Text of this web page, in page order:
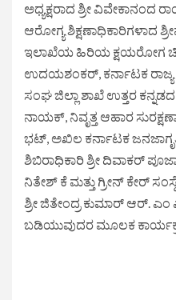
ಅಧ್ಯಕ್ಷರಾದ ಶ್ರೀ ವಿವೇಕಾನಂದ
ಆರೋಗ್ಯ ಶಿಕ್ಷಣಾಧಿಕಾರಿಗಳಾದ
ಇಲಾಖೆಯ ಹಿರಿಯ ಕ್ಷಯರೋಗ
ಉದಯಶಂಕರ್, ಕರ್ನಾಟಕ ರಾಜ್ಯ
ಸಂಘ ಜಿಲ್ಲಾ ಶಾಖೆ ಉತ್ತರ
ನಾಯಕ್, ನಿವೃತ್ತ ಆಹಾರ
ಭಟ್, ಅಖಿಲ ಕರ್ನಾಟಕ
ಶಿಬಿರಾಧಿಕಾರಿ ಶ್ರೀ ದಿವಾಕರ್
ನಿತೇಶ್ ಕೆ ಮತ್ತು ಗ್ರೀನ್ ಕೇರ್
ಶ್ರೀ ಜಿತೇಂದ್ರ ಕುಮಾರ್ ಆರ್.
ಬಡಿಯುವುದರ ಮೂಲಕ